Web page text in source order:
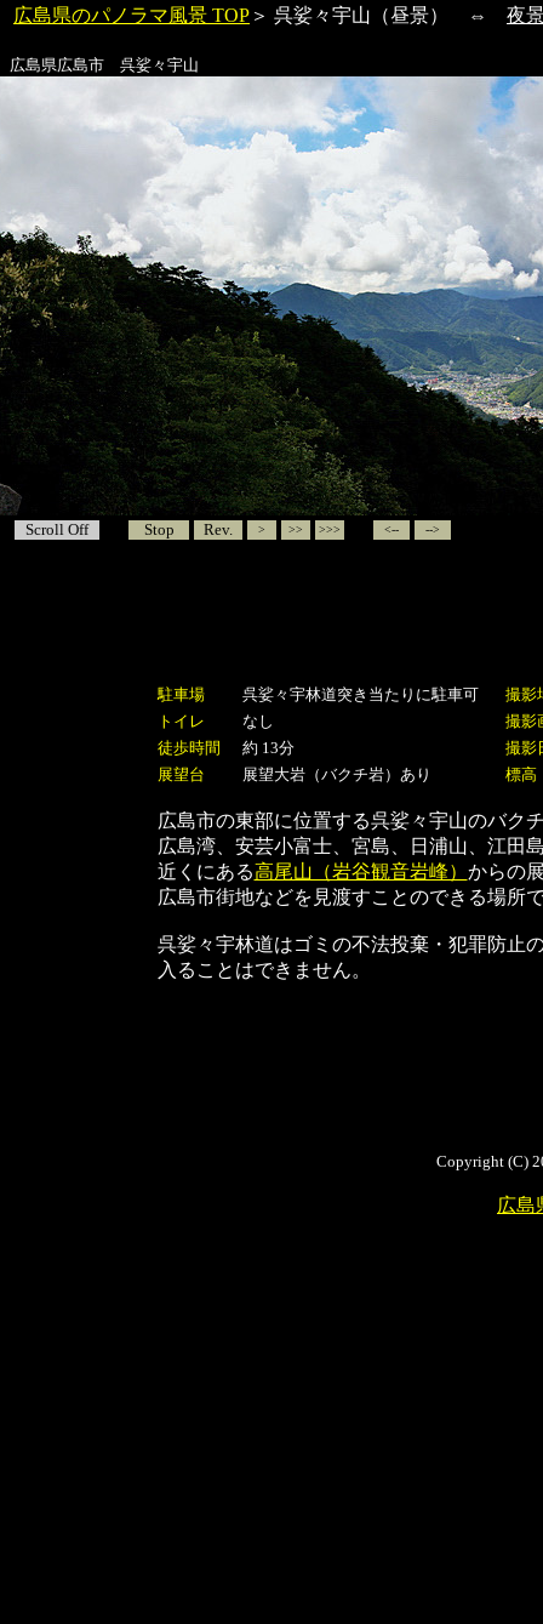
広島県のパノラマ風景 TOP ＞ 呉娑々宇山 （昼景） ⇔ 夜
広島県広島市 呉娑々宇山
Scroll Off Stop Rev. > >> >>> <-- -->
駐車場 呉娑々宇林道突き当たりに駐車可
撮影
トイレ
なし
撮影
徒歩時間
約 13分
撮影
展望台
展望大岩（バクチ岩）あり 標高
広島市の東部に位置する呉娑々宇山のバク
広島湾、安芸小富士、宮島、日浦山、江田
近くにある高尾山（岩谷観音岩峰） からの
広島市街地などを見渡すことのできる場所
呉娑々宇林道はゴミの不法投棄・犯罪防止
入ることはできません。
Copyright (C)
広島